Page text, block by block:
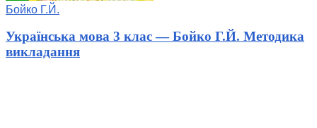
Бойко Г.Й.
Українська мова 3 клас — Бойко Г.Й. Методика
викладання